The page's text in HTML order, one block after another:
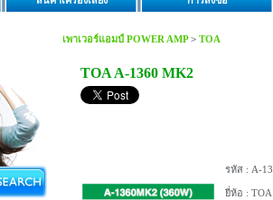
เพาเวอร์แอมป์ POWER AMP> TOA
TOA A-1360 MK2
รหัส : A-
ยี่ห้อ : TOA